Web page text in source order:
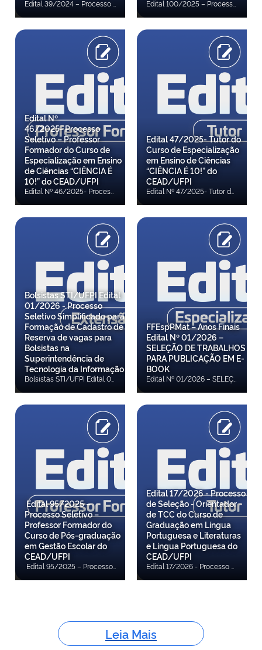
Edital Nº
46/2025- Processo
Seletivo – Professor
Formador do Curso de
Especialização em Ensino
de Ciências “CIÊNCIA É
10!” do CEAD/UFPI
Edital 47/2025- Tutor do
Curso de Especialização
em Ensino de Ciências
“CIÊNCIA É 10!” do
CEAD/UFPI
Bolsistas STI/UFPI Edital
01/2026 - Processo
Seletivo Simplificado para
Formação de Cadastro de
Reserva de vagas para
Bolsistas na
Superintendência de
Tecnologia da Informação
FFEspPMat – Anos Finais
Edital Nº 01/2026 –
SELEÇÃO DE TRABALHOS
PARA PUBLICAÇÃO EM E-
BOOK
Edital 95/2025 –
Processo Seletivo –
Professor Formador do
Curso de Pós-graduação
em Gestão Escolar do
CEAD/UFPI
Edital 17/2026 - Processo
de Seleção - Orientador
de TCC do Curso de
Graduação em Língua
Portuguesa e Literaturas
e Língua Portuguesa do
CEAD/UFPI
Leia Mais